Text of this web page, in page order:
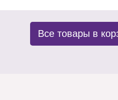
Все товары в